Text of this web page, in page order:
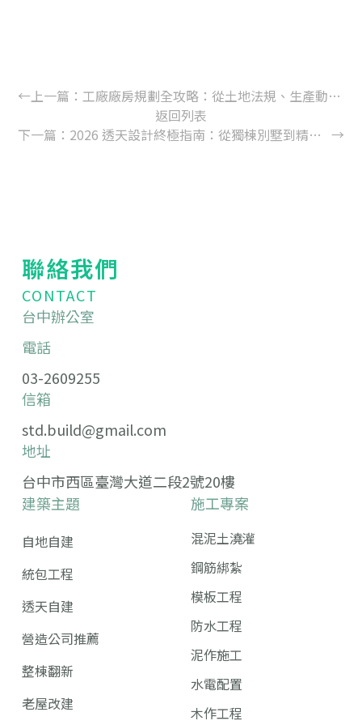
←上一篇：工廠廠房規劃全攻略：從土地法規、生產動線到機電配置的完整指南（2026 最新版）
返回列表
下一篇： 2026 透天設計終極指南：從獨棟別墅到精緻透天，打造未來感的理想生活 →
聯絡我們
CONTACT
台中辦公室
電話
03-2609255
信箱
std.build@gmail.com
地址
台中市西區臺灣大道二段2號20樓
建築主題
自地自建
統包工程
透天自建
營造公司推薦
整棟翻新
老屋改建
施工專案
混泥土澆灌
鋼筋綁紮
模板工程
防水工程
泥作施工
水電配置
木作工程